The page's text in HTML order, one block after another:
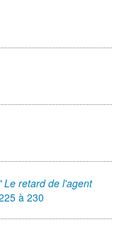
Le retard de l'agent
à 230